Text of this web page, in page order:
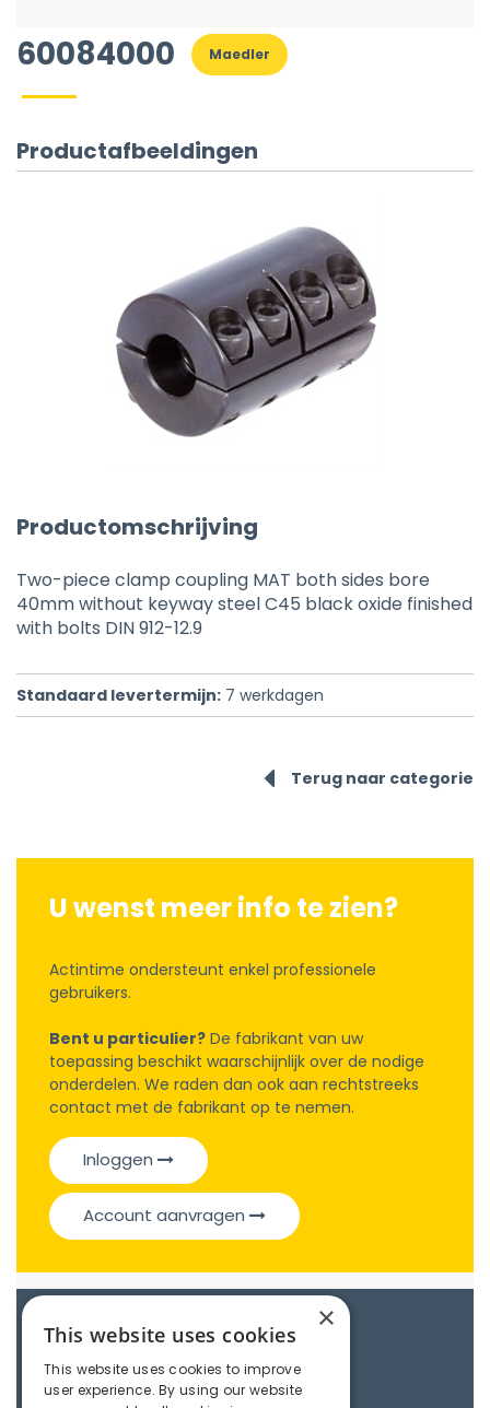
60084000 Maedler
Productafbeeldingen
Productomschrijving
Two-piece clamp coupling MAT both sides bore
40mm without keyway steel C45 black oxide finished
with bolts DIN 912-12.9
Standaard levertermijn: 7 werkdagen
Terug naar categorie
U wenst meer info te zien?
Actintime ondersteunt enkel professionele
gebruikers.
Bent u particulier? De fabrikant van uw
toepassing beschikt waarschijnlijk over de nodige
onderdelen. We raden dan ook aan rechtstreeks
contact met de fabrikant op te nemen.
Inloggen
Account aanvragen
Catalogue
Couplings
×
This website uses cookies
This website uses cookies to improve
user experience. By using our website